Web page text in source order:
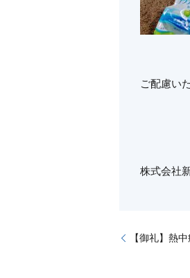
ご配慮い
株式会社
【御礼】熱